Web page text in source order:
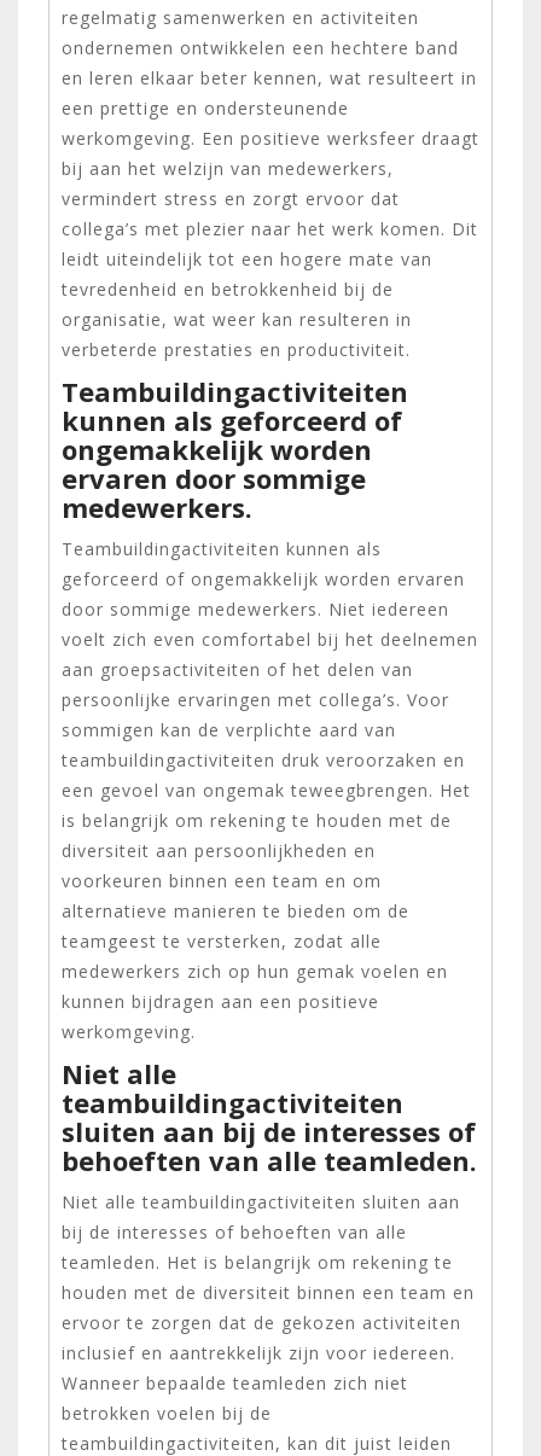
regelmatig samenwerken en activiteiten
ondernemen ontwikkelen een hechtere band
en leren elkaar beter kennen, wat resulteert in
een prettige en ondersteunende
werkomgeving. Een positieve werksfeer draagt
bij aan het welzijn van medewerkers,
vermindert stress en zorgt ervoor dat
collega’s met plezier naar het werk komen. Dit
leidt uiteindelijk tot een hogere mate van
tevredenheid en betrokkenheid bij de
organisatie, wat weer kan resulteren in
verbeterde prestaties en productiviteit.
Teambuildingactiviteiten
kunnen als geforceerd of
ongemakkelijk worden
ervaren door sommige
medewerkers.
Teambuildingactiviteiten kunnen als
geforceerd of ongemakkelijk worden ervaren
door sommige medewerkers. Niet iedereen
voelt zich even comfortabel bij het deelnemen
aan groepsactiviteiten of het delen van
persoonlijke ervaringen met collega’s. Voor
sommigen kan de verplichte aard van
teambuildingactiviteiten druk veroorzaken en
een gevoel van ongemak teweegbrengen. Het
is belangrijk om rekening te houden met de
diversiteit aan persoonlijkheden en
voorkeuren binnen een team en om
alternatieve manieren te bieden om de
teamgeest te versterken, zodat alle
medewerkers zich op hun gemak voelen en
kunnen bijdragen aan een positieve
werkomgeving.
Niet alle
teambuildingactiviteiten
sluiten aan bij de interesses of
behoeften van alle teamleden.
Niet alle teambuildingactiviteiten sluiten aan
bij de interesses of behoeften van alle
teamleden. Het is belangrijk om rekening te
houden met de diversiteit binnen een team en
ervoor te zorgen dat de gekozen activiteiten
inclusief en aantrekkelijk zijn voor iedereen.
Wanneer bepaalde teamleden zich niet
betrokken voelen bij de
teambuildingactiviteiten, kan dit juist leiden